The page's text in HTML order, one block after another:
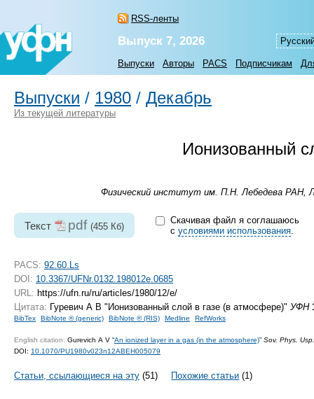
RSS-ленты
Выпуск 7, 2026
Выпуски Авторы PACS Подписчикам
Выпуски / 1980 / Декабрь
Из текущей литературы
Ионизованный
Физический институт им. П.Н. Лебедева РАН,
Текст pdf (455 Кб)
Скачивая файл я соглашаюсь
с условиями использования.
PACS: 92.60.Ls
DOI: 10.3367/UFNr.0132.198012e.0685
URL: https://ufn.ru/ru/articles/1980/12/e/
Цитата: Гуревич А В "Ионизованный слой в газе (в атмосфере)" УФН
BibTex BibNote ® (generic) BibNote ® (RIS) Medline RefWorks
English citation: Gurevich A V “An ionized layer in a gas (in the atmosphere)” Sov. Phys. Usp.
DOI: 10.1070/PU1980v023n12ABEH005079
Статьи, ссылающиеся на эту (51) Похожие статьи (1)